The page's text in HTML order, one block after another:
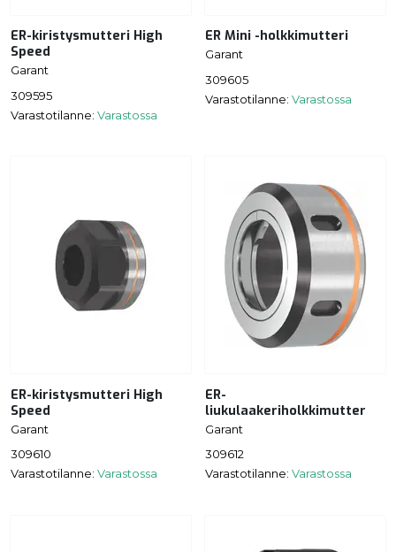
ER-kiristysmutteri High
Speed
Garant
309595
Varastotilanne: Varastossa
ER Mini -holkkimutteri
Garant
309605
Varastotilanne: Varastossa
ER-kiristysmutteri High
Speed
Garant
309610
Varastotilanne: Varastossa
ER-
liukulaakeriholkkimutter
Garant
309612
Varastotilanne: Varastossa